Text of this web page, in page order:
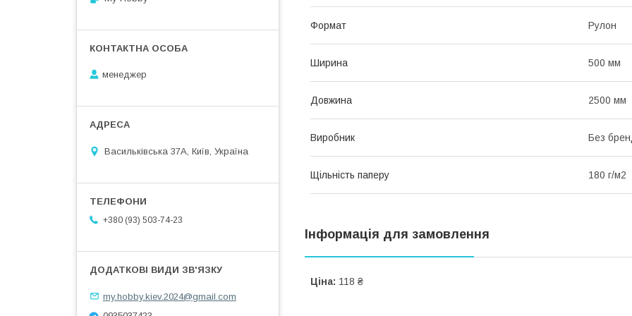
Формат Рулон
Ширина 500 мм
Довжина 2500 мм
Виробник Без
Щільність паперу 180 г/м2
Інформація для замовлення
Ціна: 118 ₴
менеджер
Васильківська 37А, Київ, Україна
+380 (93) 503-74-23
my.hobby.kiev.2024@gmail.com